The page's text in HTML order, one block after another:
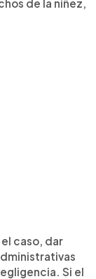
de la niñez,
caso, dar
Si el